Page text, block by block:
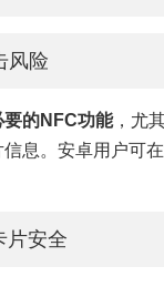
风险
要的NFC功能，尤
息。安卓用户可
片安全